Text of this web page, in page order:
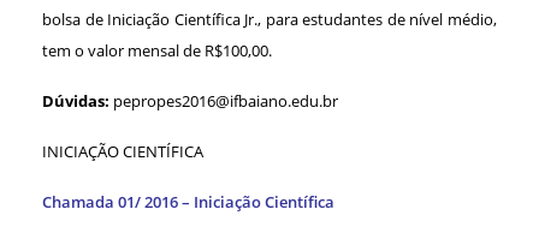
bolsa de Iniciação Científica Jr., para estudantes de nível médio,
tem o valor mensal de R$100,00.
Dúvidas: pepropes2016@ifbaiano.edu.br
INICIAÇÃO CIENTÍFICA
Chamada 01/ 2016 – Iniciação Científica